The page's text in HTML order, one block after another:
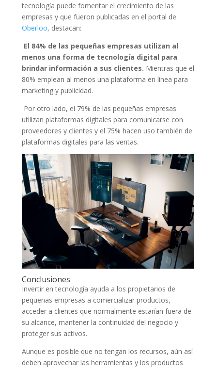
tecnología puede fomentar el crecimiento de las
empresas y que fueron publicadas en el portal de
Oberloo, destacan:
El 84% de las pequeñas empresas utilizan al
menos una forma de tecnología digital para
brindar información a sus clientes. Mientras que el
80% emplean al menos una plataforma en línea para
marketing y publicidad.
Por otro lado, el 79% de las pequeñas empresas
utilizan plataformas digitales para comunicarse con
proveedores y clientes y el 75% hacen uso también de
plataformas digitales para las ventas.
Conclusiones
Invertir en tecnología ayuda a los propietarios de
pequeñas empresas a comercializar productos,
acceder a clientes que normalmente estarían fuera de
su alcance, mantener la continuidad del negocio y
proteger sus activos.
Aunque es posible que no tengan los recursos, aún así
deben aprovechar las herramientas y los productos